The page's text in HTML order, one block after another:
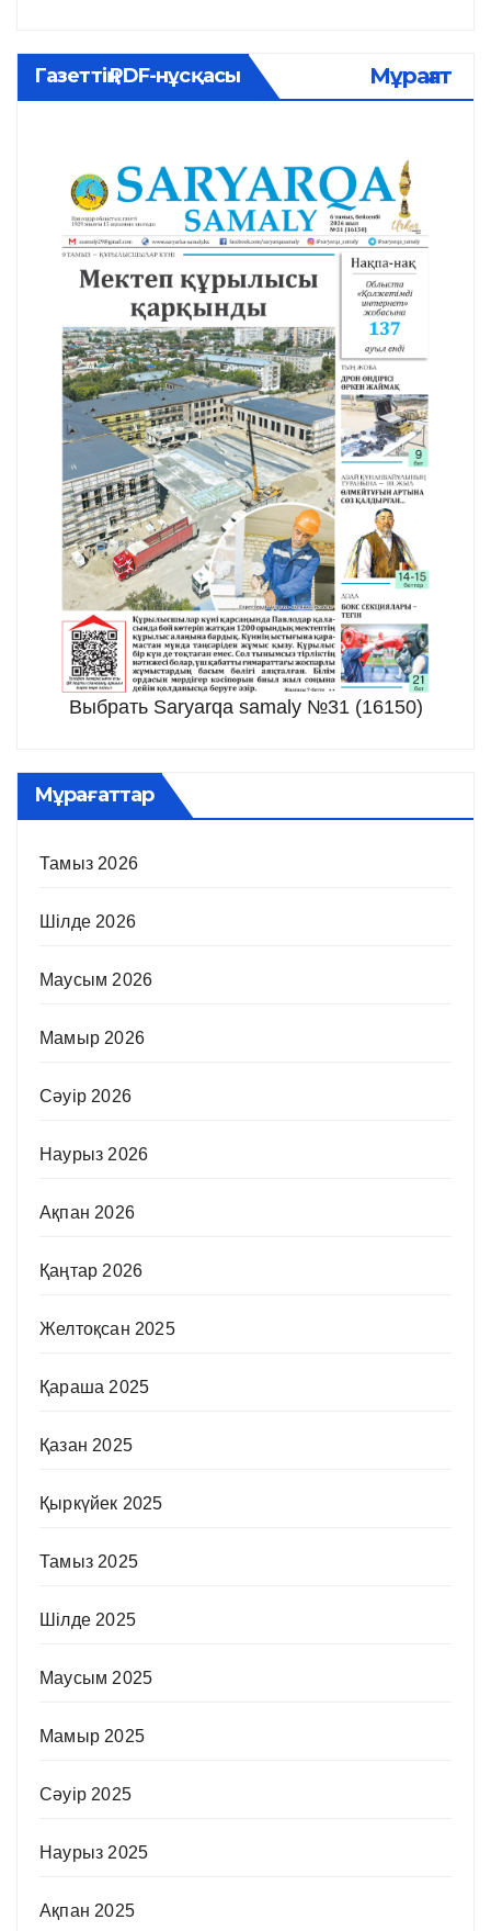
Газеттің PDF-нұсқасы Мұрағат
Выбрать Saryarqa samaly №31 (16150)
Мұрағаттар
Тамыз 2026
Шілде 2026
Маусым 2026
Мамыр 2026
Сәуір 2026
Наурыз 2026
Ақпан 2026
Қаңтар 2026
Желтоқсан 2025
Қараша 2025
Қазан 2025
Қыркүйек 2025
Тамыз 2025
Шілде 2025
Маусым 2025
Мамыр 2025
Сәуір 2025
Наурыз 2025
Ақпан 2025